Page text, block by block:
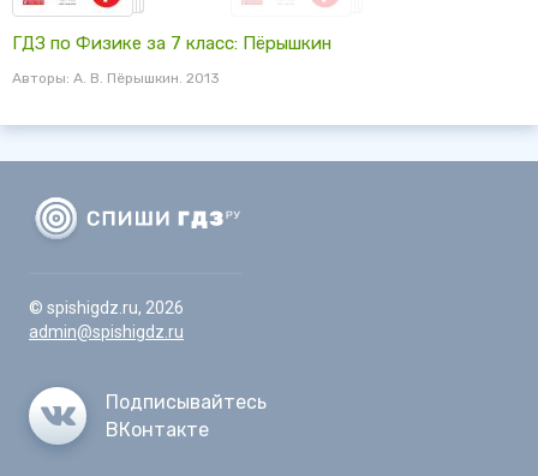
ГДЗ по Физике за 7 класс: Пёрышкин
Авторы: А. В. Пёрышкин. 2013
© spishigdz.ru, 2026
admin@spishigdz.ru
Подписывайтесь
ВКонтакте